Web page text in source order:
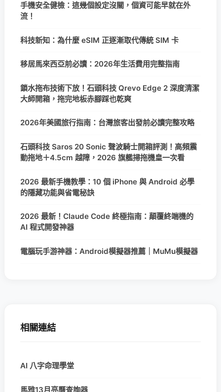
手機安全健檢：這幾個設定沒關，個資可能早就在外
流！
科技新知：為什麼 eSIM 正逐漸取代傳統 SIM 卡
移居馬來西亞前必讀：2026年生活費用完整指南
鎖水拖布技術下放！石頭科技 Qrevo Edge 2 深度清潔
大師開箱，拖完地板赤腳踩也乾爽
2026年美國旅行指南：台灣旅客出發前必讀完整攻略
石頭科技 Saros 20 Sonic 聲波騎士開箱評測！高頻震
動拖地＋4.5cm 越障，2026 旗艦掃拖機皇一次看
2026 最新手機教學：10 個 iPhone 與 Android 必學
的隱藏功能與省電秘訣
2026 最新！Claude Code 終極指南：顛覆終端機的
AI 程式開發神器
電腦玩手游神器：Android模擬器推薦｜MuMu模擬器
相關連結
AI 八字命理學堂
馬雅13月亮曆查詢器